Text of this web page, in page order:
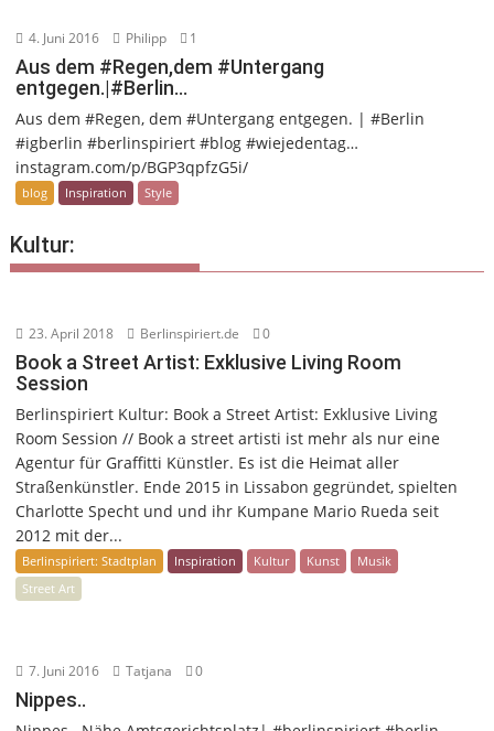
4. Juni 2016 Philipp 1
Aus dem #Regen,dem #Untergang
entgegen.|#Berlin…
Aus dem #Regen, dem #Untergang entgegen. | #Berlin
#igberlin #berlinspiriert #blog #wiejedentag…
instagram.com/p/BGP3qpfzG5i/
blog Inspiration Style
Kultur:
23. April 2018 Berlinspiriert.de 0
Book a Street Artist: Exklusive Living Room
Session
Berlinspiriert Kultur: Book a Street Artist: Exklusive Living
Room Session // Book a street artisti ist mehr als nur eine
Agentur für Graffitti Künstler. Es ist die Heimat aller
Straßenkünstler. Ende 2015 in Lissabon gegründet, spielten
Charlotte Specht und und ihr Kumpane Mario Rueda seit
2012 mit der...
Berlinspiriert: Stadtplan Inspiration Kultur Kunst
Musik
Street Art
7. Juni 2016 Tatjana 0
Nippes..